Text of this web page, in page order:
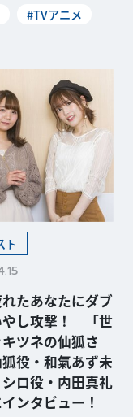
#TVアニメ
ト
たあなたにダブ
やし攻撃！ 「世
ツネの仙狐さ
役・和氣あず未
ロ役・内田真礼
ンタビュー！